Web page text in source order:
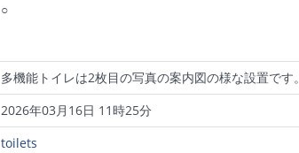
○
多機能トイレは2枚目の写真の案内図の様な設置です。
2026年03月16日 11時25分
toilets